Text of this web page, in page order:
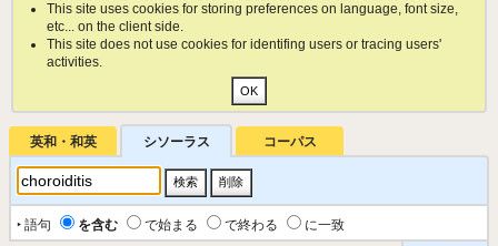
This site uses cookies for storing preferences on language, font size,
etc... on the client side.
This site does not use cookies for identifing users or tracing users'
activities.
英和・和英 シソーラス コーパス
‣ 語句 を含む で始まる で終わる
に一致